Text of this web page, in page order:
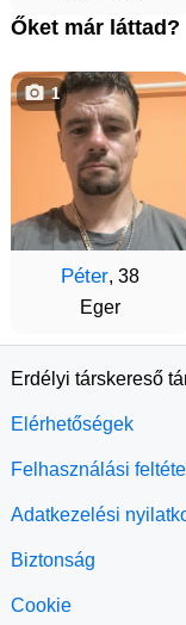
Őket már láttad?
Péter, 38
Eger
1
Erdélyi társkereső
Elérhetőségek
Felhasználási
Adatkezelési
Biztonság
Cookie